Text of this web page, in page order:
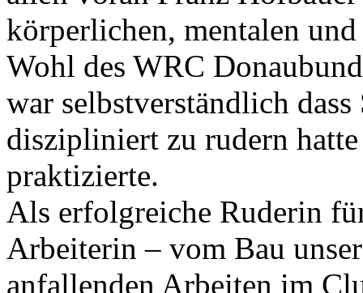
körperlichen, mentalen
Wohl des WRC
war selbstverständlich
diszipliniert zu rudern
praktizierte.
Als erfolgreiche Ruderin
Arbeiterin – vom Bau
anfallenden Arbeiten im